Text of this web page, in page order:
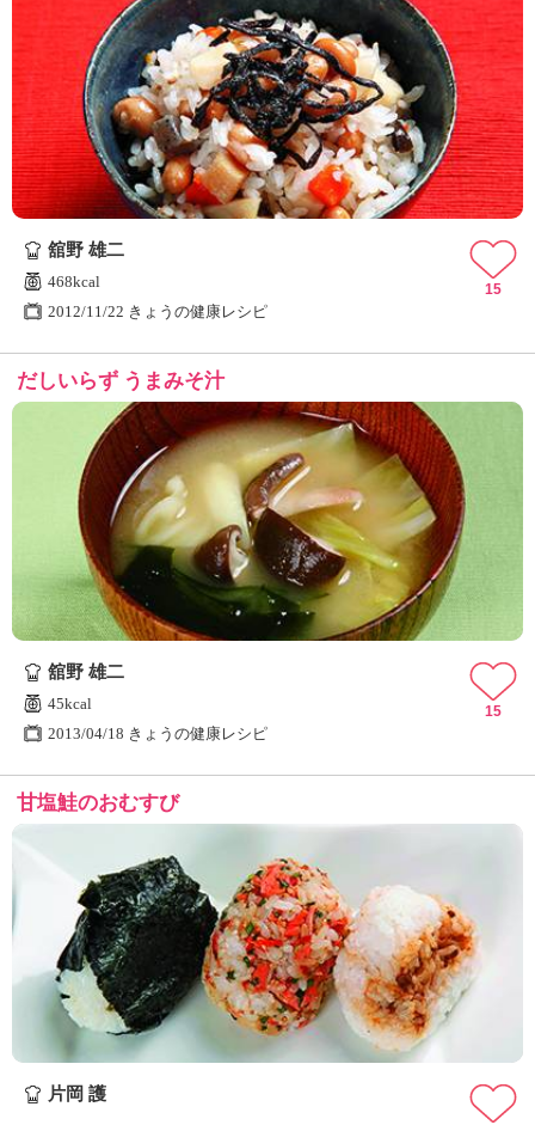
舘野 雄二
468kcal
2012/11/22 きょうの健康レシピ
15
だしいらず うまみそ汁
舘野 雄二
45kcal
2013/04/18 きょうの健康レシピ
15
甘塩鮭のおむすび
片岡 護